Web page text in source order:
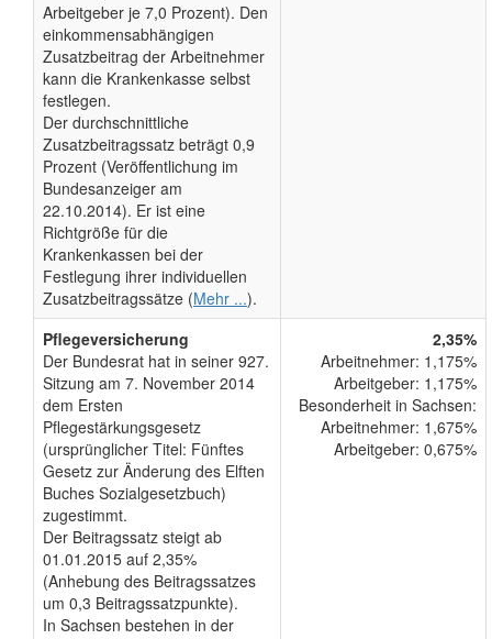
Arbeitgeber je 7,0 Prozent). Den
einkommensabhängigen
Zusatzbeitrag der Arbeitnehmer
kann die Krankenkasse selbst
festlegen.
Der durchschnittliche
Zusatzbeitragssatz beträgt 0,9
Prozent (Veröffentlichung im
Bundesanzeiger am
22.10.2014). Er ist eine
Richtgröße für die
Krankenkassen bei der
Festlegung ihrer individuellen
Zusatzbeitragssätze (Mehr ...).
Pflegeversicherung
Der Bundesrat hat in seiner 927.
Sitzung am 7. November 2014
dem Ersten
Pflegestärkungsgesetz
(ursprünglicher Titel: Fünftes
Gesetz zur Änderung des Elften
Buches Sozialgesetzbuch)
zugestimmt.
Der Beitragssatz steigt ab
01.01.2015 auf 2,35%
(Anhebung des Beitragssatzes
um 0,3 Beitragssatzpunkte).
In Sachsen bestehen in der
2,35%
Arbeitnehmer: 1,175%
Arbeitgeber: 1,175%
Besonderheit in Sachsen:
Arbeitnehmer: 1,675%
Arbeitgeber: 0,675%